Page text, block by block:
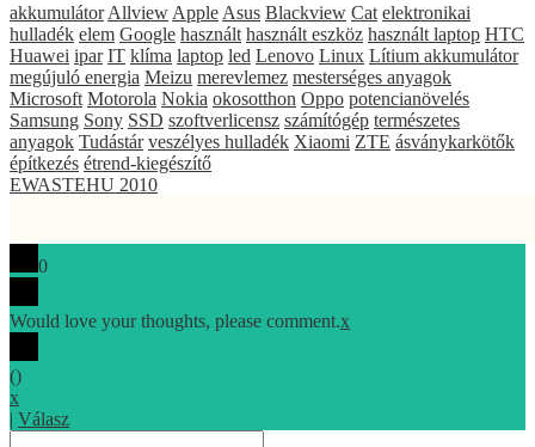
akkumulátor Allview Apple Asus Blackview Cat elektronikai
hulladék elem Google használt használt eszköz használt laptop HTC
Huawei ipar IT klíma laptop led Lenovo Linux Lítium akkumulátor
megújuló energia Meizu merevlemez mesterséges anyagok
Microsoft Motorola Nokia okosotthon Oppo potencianövelés
Samsung Sony SSD szoftverlicensz számítógép természetes
anyagok Tudástár veszélyes hulladék Xiaomi ZTE ásványkarkötők
építkezés étrend-kiegészítő
EWASTEHU 2010
0
Would love your thoughts, please comment.x
()
x
| Válasz